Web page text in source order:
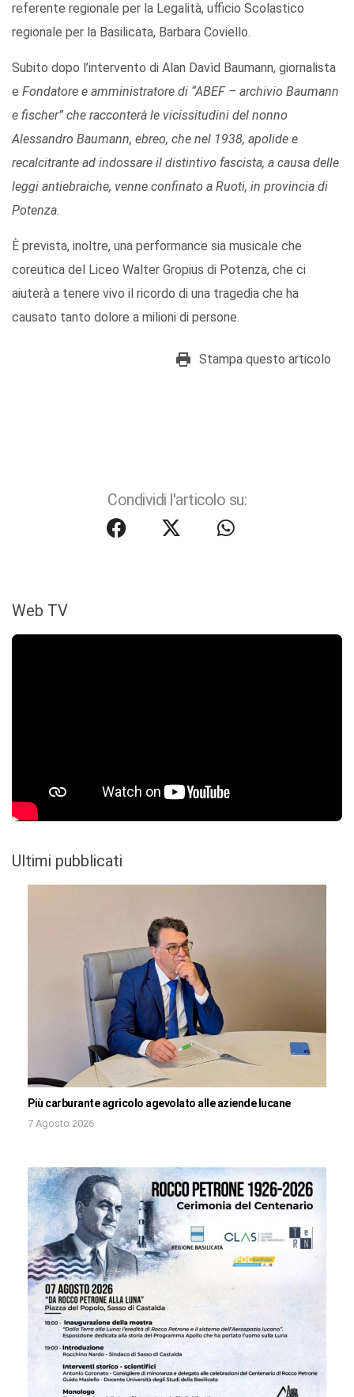
referente regionale per la Legalità, ufficio Scolastico
regionale per la Basilicata, Barbara Coviello.
Subito dopo l’intervento di Alan Davìd Baumann, giornalista
e Fondatore e amministratore di “ABEF – archivio Baumann
e fischer” che racconterà le vicissitudini del nonno
Alessandro Baumann, ebreo, che nel 1938, apolide e
recalcitrante ad indossare il distintivo fascista, a causa delle
leggi antiebraiche, venne confinato a Ruoti, in provincia di
Potenza.
È prevista, inoltre, una performance sia musicale che
coreutica del Liceo Walter Gropius di Potenza, che ci
aiuterà a tenere vivo il ricordo di una tragedia che ha
causato tanto dolore a milioni di persone.
Stampa questo articolo
Condividi l'articolo su:
Web TV
Ultimi pubblicati
Più carburante agricolo agevolato alle aziende lucane
7 Agosto 2026